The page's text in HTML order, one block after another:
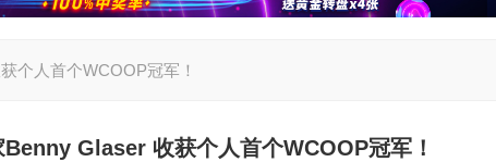
个人首个WCOOP冠军！
Glaser 收获个人首个WCOOP冠军！